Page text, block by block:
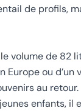
de profils,
le volume de 82
Europe ou
au retour.
enfants,